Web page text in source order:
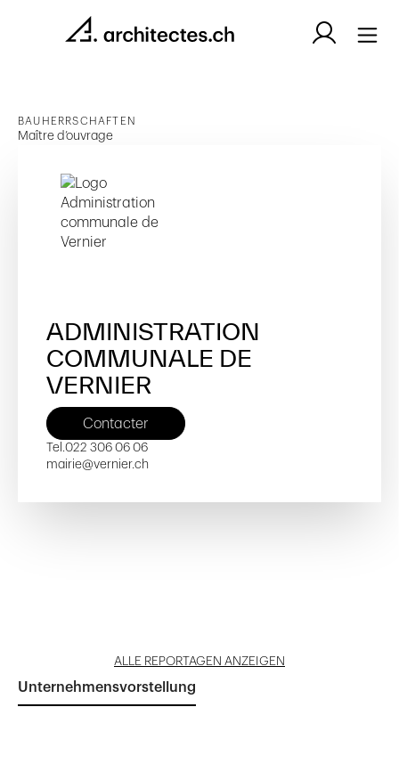
BAUHERRSCHAFTEN
Maître d’ouvrage
ADMINISTRATION
COMMUNALE DE
VERNIER
Contacter
Tel.022 306 06 06
mairie@vernier.ch
ALLE REPORTAGEN ANZEIGEN
Unternehmensvorstellung